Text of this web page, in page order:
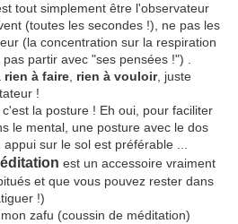
tout simplement être l'observateur
(toutes les secondes !), ne pas les
(la concentration sur la respiration
partir avec "ses pensées !") .
rien à faire rien à vouloir, juste
!
la posture ! Eh oui, pour faciliter
le mental, une posture avec le dos
sur le sol est préférable ...
est un accessoire vraiment
et que vous pouvez rester dans
!)
zafu (coussin de méditation)